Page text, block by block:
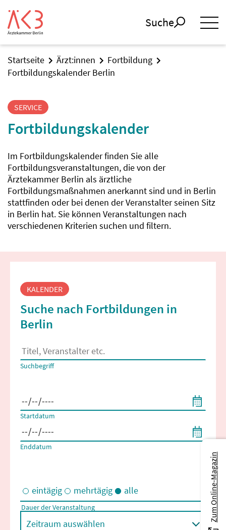
Suche
Startseite Ärzt:innen
Fortbildung
Fortbildungskalender Berlin
SERVICE
Fortbildungskalender
Im Fortbildungskalender finden Sie alle
Fortbildungsveranstaltungen, die von der
Ärztekammer Berlin als ärztliche
Fortbildungsmaßnahmen anerkannt sind und in Berlin
stattfinden oder bei denen der Veranstalter seinen Sitz
in Berlin hat. Sie können Veranstaltungen nach
verschiedenen Kriterien suchen und filtern.
Fortbildungssuche
KALENDER
Suche nach Fortbildungen in
Berlin
Es erscheinen Suchvorschläge, wenn mindestens 2 Zeichen
Suchbegriff
Startdatum
Enddatum
Eintägige und/oder mehrtägige Veranstaltungen
eintägig mehrtägig alle
Dauer der Veranstaltung
Zeitraum auswählen
Zum Online-Magazin